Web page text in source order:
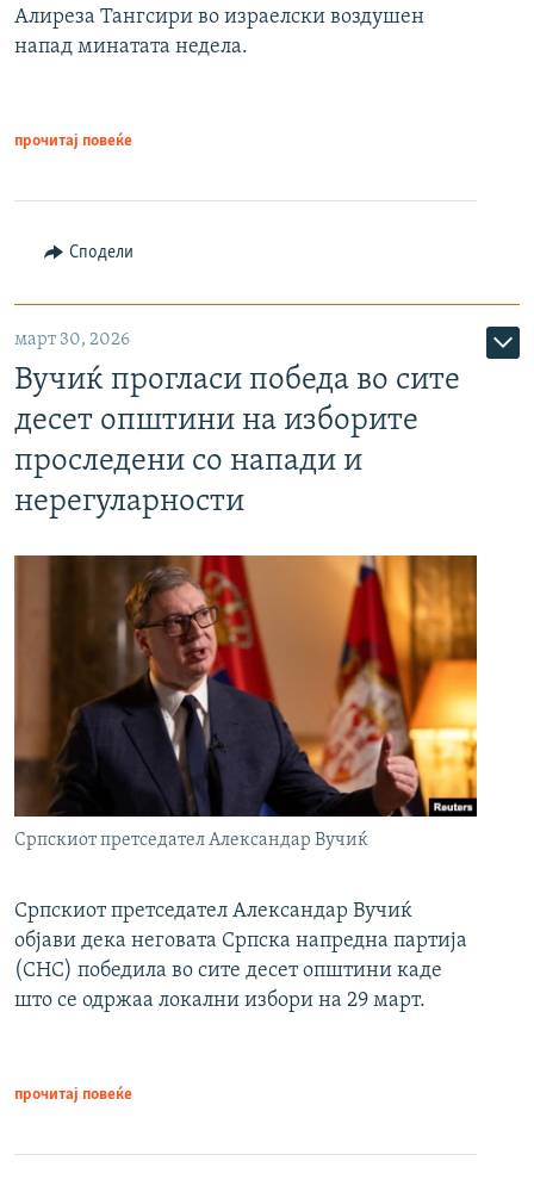
Алиреза Тангсири во израелски воздушен
напад минатата недела.
прочитај повеќе
Сподели
март 30, 2026
Вучиќ прогласи победа во сите
десет општини на изборите
проследени со напади и
нерегуларности
Српскиот претседател Александар Вучиќ
Српскиот претседател Александар Вучиќ
објави дека неговата Српска напредна партија
(СНС) победила во сите десет општини каде
што се одржаа локални избори на 29 март.
прочитај повеќе